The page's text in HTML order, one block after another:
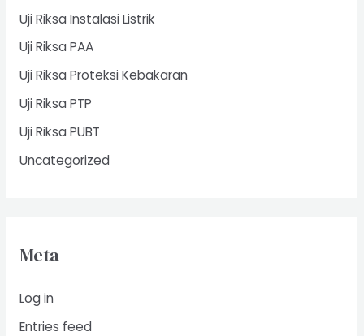
Uji Riksa Instalasi Listrik
Uji Riksa PAA
Uji Riksa Proteksi Kebakaran
Uji Riksa PTP
Uji Riksa PUBT
Uncategorized
Meta
Log in
Entries feed